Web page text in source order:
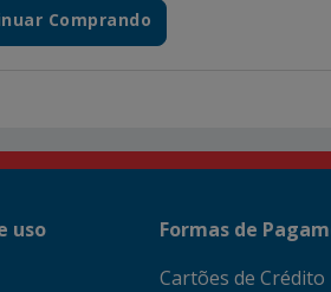
Comprando
uso
Formas de
Cartões de Crédito